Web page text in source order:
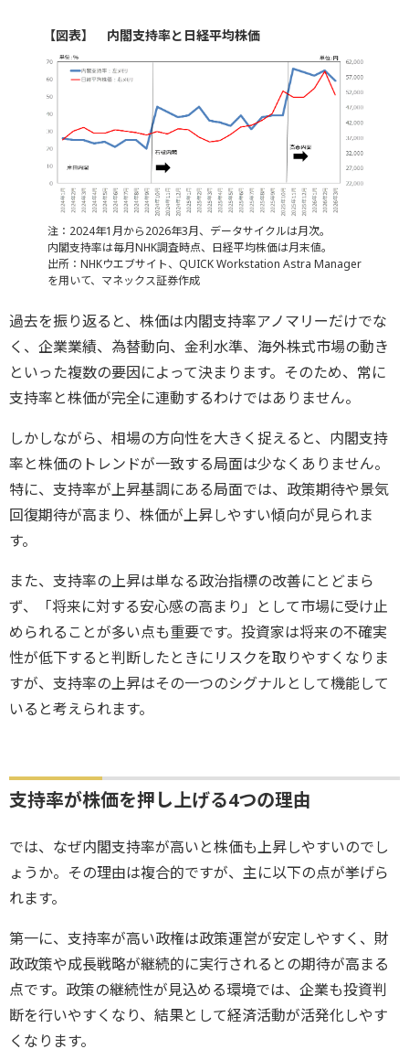
【図表】 内閣支持率と日経平均株価
注：2024年1月から2026年3月、データサイクルは月次。
内閣支持率は毎月NHK調査時点、日経平均株価は月末値。
出所：NHKウエブサイト、QUICK Workstation Astra Manager
を用いて、マネックス証券作成
過去を振り返ると、株価は内閣支持率アノマリーだけでな
く、企業業績、為替動向、金利水準、海外株式市場の動き
といった複数の要因によって決まります。そのため、常に
支持率と株価が完全に連動するわけではありません。
しかしながら、相場の方向性を大きく捉えると、内閣支持
率と株価のトレンドが一致する局面は少なくありません。
特に、支持率が上昇基調にある局面では、政策期待や景気
回復期待が高まり、株価が上昇しやすい傾向が見られま
す。
また、支持率の上昇は単なる政治指標の改善にとどまら
ず、「将来に対する安心感の高まり」として市場に受け止
められることが多い点も重要です。投資家は将来の不確実
性が低下すると判断したときにリスクを取りやすくなりま
すが、支持率の上昇はその一つのシグナルとして機能して
いると考えられます。
支持率が株価を押し上げる4つの理由
では、なぜ内閣支持率が高いと株価も上昇しやすいのでし
ょうか。その理由は複合的ですが、主に以下の点が挙げら
れます。
第一に、支持率が高い政権は政策運営が安定しやすく、財
政政策や成長戦略が継続的に実行されるとの期待が高まる
点です。政策の継続性が見込める環境では、企業も投資判
断を行いやすくなり、結果として経済活動が活発化しやす
くなります。